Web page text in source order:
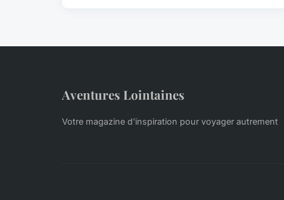
Aventures Lointaines
Votre magazine d'inspiration pour voyager autrement